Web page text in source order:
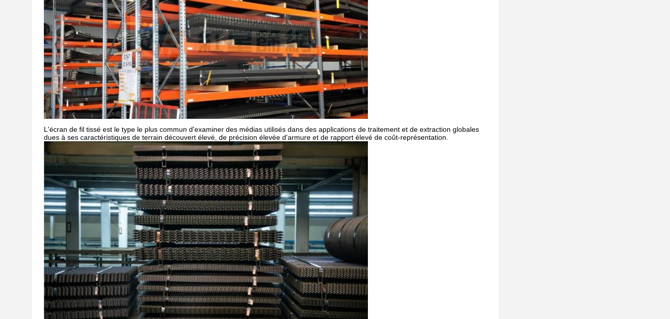
L'écran de fil tissé est le type le plus commun d'examiner des médias utilisés dans des applications de traitement et de extraction globales
dues à ses caractéristiques de terrain découvert élevé, de précision élevée d'armure et de rapport élevé de coût-représentation.